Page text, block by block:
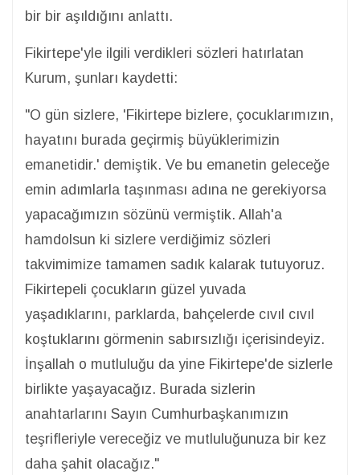
bir bir aşıldığını anlattı.
Fikirtepe'yle ilgili verdikleri sözleri hatırlatan
Kurum, şunları kaydetti:
"O gün sizlere, 'Fikirtepe bizlere, çocuklarımızın,
hayatını burada geçirmiş büyüklerimizin
emanetidir.' demiştik. Ve bu emanetin geleceğe
emin adımlarla taşınması adına ne gerekiyorsa
yapacağımızın sözünü vermiştik. Allah'a
hamdolsun ki sizlere verdiğimiz sözleri
takvimimize tamamen sadık kalarak tutuyoruz.
Fikirtepeli çocukların güzel yuvada
yaşadıklarını, parklarda, bahçelerde cıvıl cıvıl
koştuklarını görmenin sabırsızlığı içerisindeyiz.
İnşallah o mutluluğu da yine Fikirtepe'de sizlerle
birlikte yaşayacağız. Burada sizlerin
anahtarlarını Sayın Cumhurbaşkanımızın
teşrifleriyle vereceğiz ve mutluluğunuza bir kez
daha şahit olacağız."